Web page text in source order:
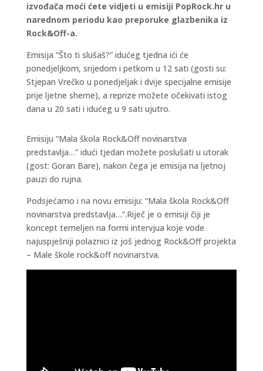
izvođača moći ćete vidjeti u emisiji PopRock.hr u
narednom periodu kao preporuke glazbenika iz
Rock&Off-a.
Emisija “Što ti slušaš?” idućeg tjedna ići će
ponedjeljkom, srijedom i petkom u 12 sati (gosti su:
Stjepan Vrečko u ponedjeljak i dvije specijalne emisije
prije ljetne sheme), a reprize možete očekivati istog
dana u 20 sati i idućeg u 9 sati ujutro.
Emisiju “Mala škola Rock&Off novinarstva
predstavlja…” idući tjedan možete poslušati u utorak
(gost: Goran Bare), nakon čega je emisija na ljetnoj
pauzi do rujna.
Podsjećamo i na novu emisiju: “Mala škola Rock&Off
novinarstva predstavlja…”.Riječ je o emisiji čiji je
koncept temeljen na formi intervjua koje vode
najuspješniji polaznici iz još jednog Rock&Off projekta
– Male škole rock&off novinarstva.